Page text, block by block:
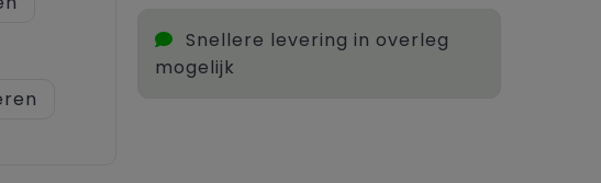
Snellere levering in overleg
mogelijk